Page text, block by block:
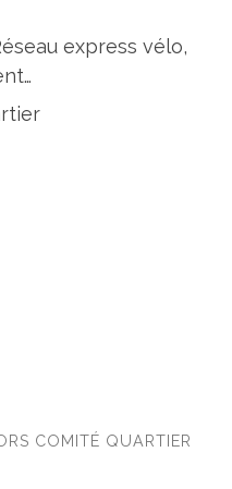
express vélo,
COMITÉ QUARTIER